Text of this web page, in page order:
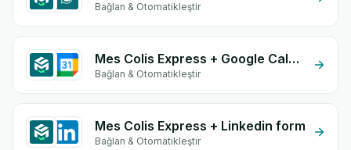
Bağlan & Otomatikleştir
Mes Colis Express + Google Calendar
Bağlan & Otomatikleştir
Mes Colis Express + Linkedin form
Bağlan & Otomatikleştir